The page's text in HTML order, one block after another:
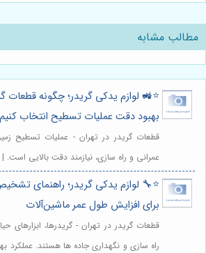
مطالب مشابه
⭐️🚜 لوازم یدکی گریدر؛ چگونه قطعات
بهبود دقت عملیات تسطیح انتخاب
قطعات گریدر در تهران - عملیات تسطیح
عمرانی و راه سازی، نیازمند دقت بالایی
⭐️🔧 لوازم یدکی گریدر؛ راهنمای
برای افزایش طول عمر ماشین‌آلات
قطعات گریدر در تهران - گریدرها، ابزارهای
راه سازی و نگهداری جاده ها هستند. عملکرد